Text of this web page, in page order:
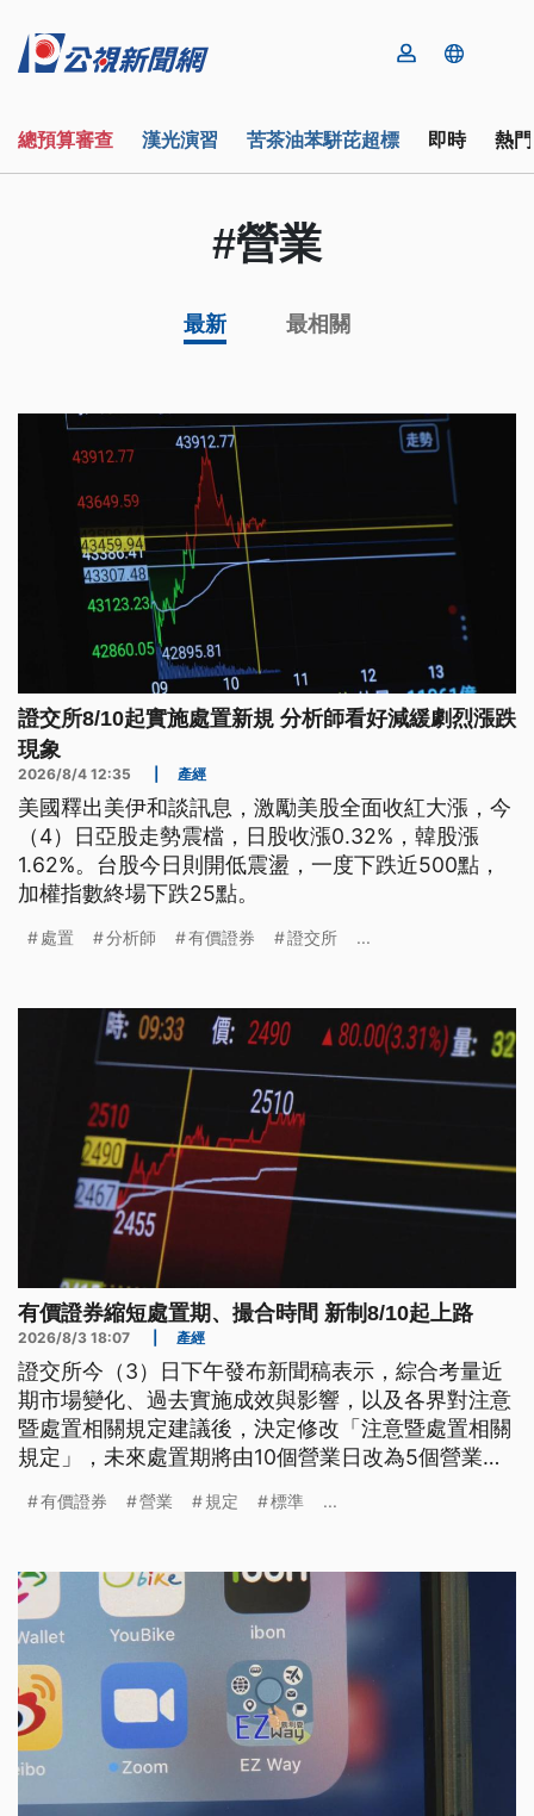
總預算審查 漢光演習 苦茶油苯駢芘超標 即時 熱
#營業
最新 最相關
證交所8/10起實施處置新規 分析師看好減緩劇烈漲跌
現象
2026/8/4 12:35 產經
美國釋出美伊和談訊息，激勵美股全面收紅大漲，今
（4）日亞股走勢震檔，日股收漲0.32%，韓股漲
1.62%。台股今日則開低震盪，一度下跌近500點，
加權指數終場下跌25點。
處置 分析師 有價證券 證交所 ...
有價證券縮短處置期、撮合時間 新制8/10起上路
2026/8/3 18:07 產經
證交所今（3）日下午發布新聞稿表示，綜合考量近
期市場變化、過去實施成效與影響，以及各界對注意
暨處置相關規定建議後，決定修改「注意暨處置相關
規定」，未來處置期將由10個營業日改為5個營業
20分鐘撮合一次，改為每2分鐘撮合一次，相關規定
有價證券 營業 規定 標準 ...